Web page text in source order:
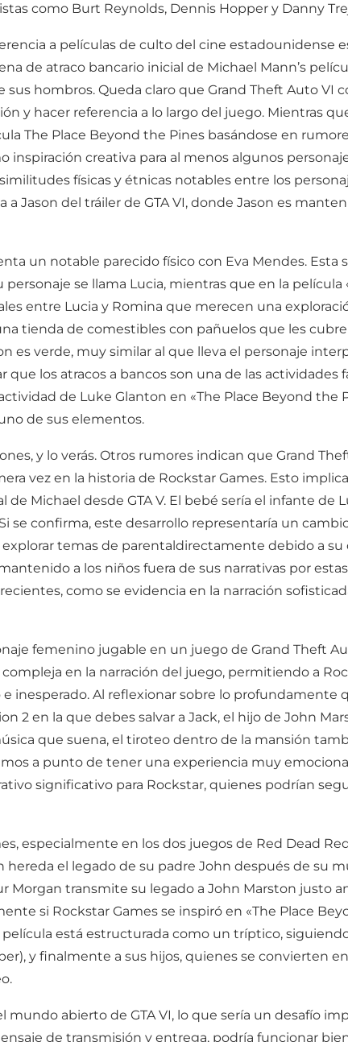
como Burt Reynolds, Dennis Hopper y Danny
a películas de culto del cine estadounidense
de atraco bancario inicial de Michael Mann’s
hombros. Queda claro que Grand Theft Auto VI
y hacer referencia a lo largo del juego. Mientras
The Place Beyond the Pines basándose en
inspiración creativa para al menos algunos
físicas y étnicas notables entre los
Jason del tráiler de GTA VI, donde Jason es
un notable parecido físico con Eva Mendes. Esta
se llama Lucia, mientras que en la película
entre Lucia y Romina que merecen una
tienda de comestibles con pañuelos que les
es verde, muy similar al que lleva el personaje
los atracos a bancos son una de las actividades
de Luke Glanton en «The Place Beyond the
de sus elementos.
y lo verás. Otros rumores indican que Grand
vez en la historia de Rockstar Games. Esto
Michael desde GTA V. El bebé sería el infante de
se confirma, este desarrollo representaría un
temas de parentaldirectamente debido a
a los niños fuera de sus narrativas por
como se evidencia en la narración
femenino jugable en un juego de Grand Theft
en la narración del juego, permitiendo a
inesperado. Al reflexionar sobre lo
2 en la que debes salvar a Jack, el hijo de John
que suena, el tiroteo dentro de la mansión
a punto de tener una experiencia muy
significativo para Rockstar, quienes podrían
especialmente en los dos juegos de Red Dead
hereda el legado de su padre John después de su
Morgan transmite su legado a John Marston justo
si Rockstar Games se inspiró en «The Place
está estructurada como un tríptico,
y finalmente a sus hijos, quienes se convierten
abierto de GTA VI, lo que sería un desafío
de transmisión y entrega, podría funcionar